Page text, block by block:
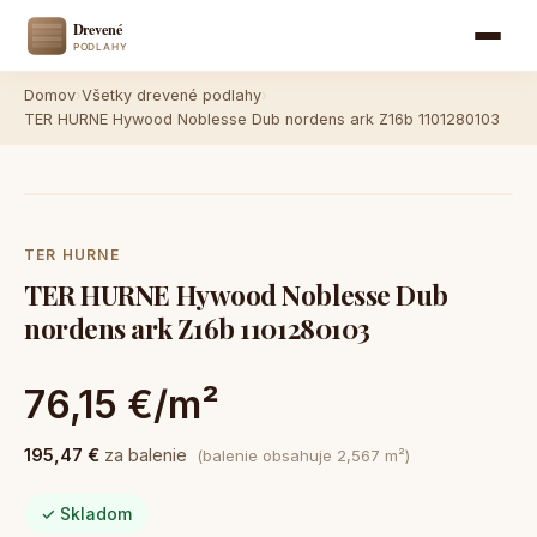
Domov Všetky drevené podlahy
TER HURNE Hywood Noblesse Dub nordens ark Z16b 1101280103
TER HURNE
TER HURNE Hywood Noblesse Dub
nordens ark Z16b 1101280103
76,15 €/m²
195,47 € za balenie (balenie obsahuje 2,567 m²)
✓ Skladom